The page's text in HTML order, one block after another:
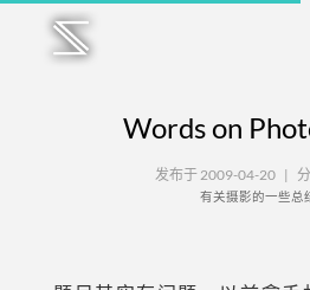
Words on
发布于 2009-04-20 |
有关摄影的一些总